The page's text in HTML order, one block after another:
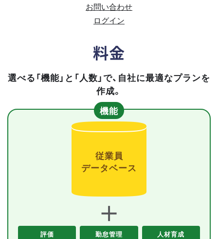
お問い合わせ
ログイン
料金
選べる「機能」と「人数」で、自社に最適なプランを
作成。
機能
従業員
データベース
＋
評価 勤怠管理 人材育成